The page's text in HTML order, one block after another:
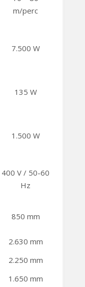
m/perc
7.500 W
135 W
1.500 W
400 V / 50-60
Hz
850 mm
2.630 mm
2.250 mm
1.650 mm